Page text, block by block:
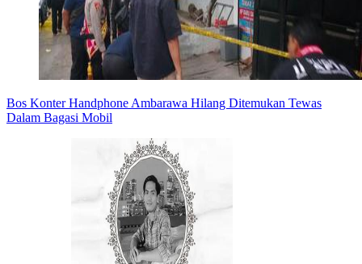
Bos Konter Handphone Ambarawa Hilang Ditemukan Tewas
Dalam Bagasi Mobil